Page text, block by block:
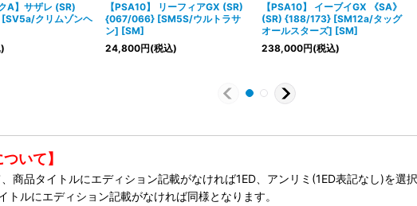
A】サザレ (SR)
クリムゾンヘ
【PSA10】 リーフィアGX (SR)
{067/066} [SM5S/ウルトラサ
ン] [SM]
24,800円(税込)
【PSA10】 イーブイGX 《SA》
(SR) {188/173} [SM12a/タッグ
オールスターズ] [SM]
238,000円(税込)
いて】
商品タイトルにエディション記載がなければ1ED、アンリミ(1ED表記なし)を選
ルにエディション記載がなければ同様となります。